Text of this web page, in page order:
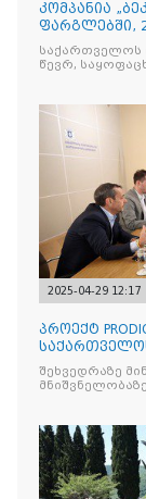
კომპანია
ფარგლებში,
საქართველოს
წევრ,
2025-04-29 12:17
პროექტ
შეხვედრაზე